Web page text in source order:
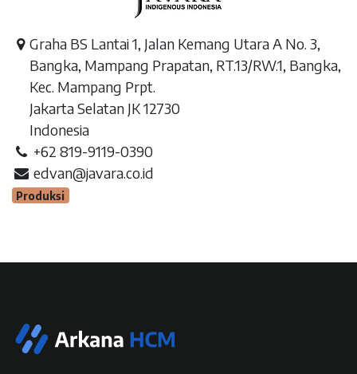
Graha BS Lantai 1, Jalan Kemang Utara A No. 3,
Bangka, Mampang Prapatan, RT.13/RW.1, Bangka,
Kec. Mampang Prpt.
Jakarta Selatan JK 12730
Indonesia
+62 819-9119-0390
edvan@javara.co.id
Produksi